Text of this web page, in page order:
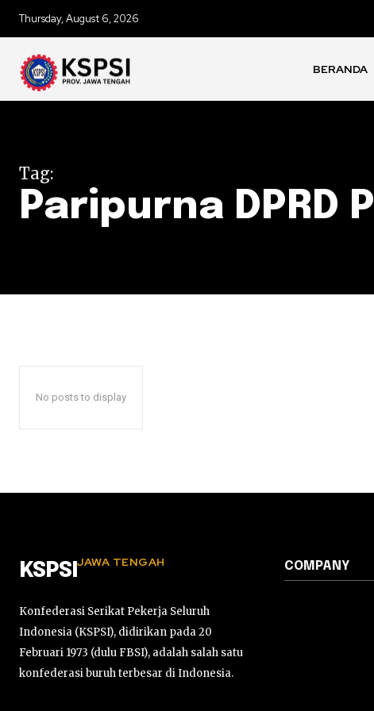
Thursday, August 6, 2026
BERANDA
Tag:
Paripurna DPRD
No posts to display
KSPSI JAWA TENGAH
Konfederasi Serikat Pekerja Seluruh
Indonesia (KSPSI), didirikan pada 20
Februari 1973 (dulu FBSI), adalah salah satu
konfederasi buruh terbesar di Indonesia.
COMPANY